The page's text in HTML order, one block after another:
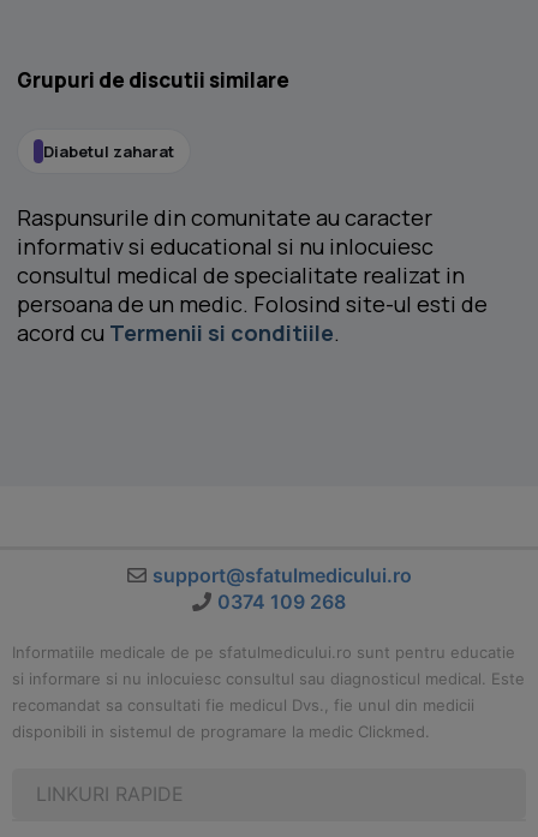
Grupuri de discutii similare
Diabetul zaharat
Raspunsurile din comunitate au caracter
informativ si educational si nu inlocuiesc
consultul medical de specialitate realizat in
persoana de un medic. Folosind site-ul esti de
acord cu Termenii si conditiile.
support@sfatulmedicului.ro
0374 109 268
Informatiile medicale de pe sfatulmedicului.ro sunt pentru educatie
si informare si nu inlocuiesc consultul sau diagnosticul medical. Este
recomandat sa consultati fie medicul Dvs., fie unul din medicii
disponibili in sistemul de programare la medic Clickmed.
LINKURI RAPIDE